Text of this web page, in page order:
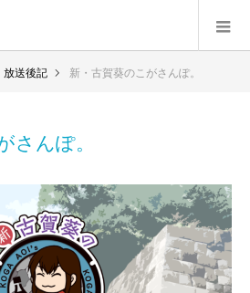
放送後記 新・古賀葵のこがさんぽ。
さんぽ。